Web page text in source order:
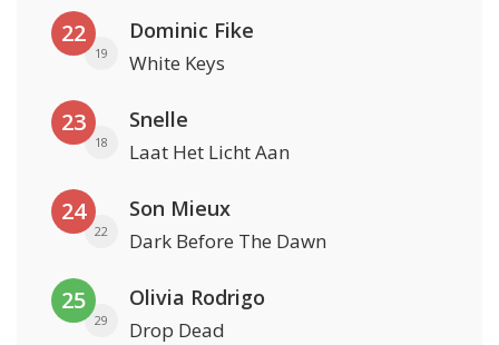
22
19
Dominic Fike
White Keys
23
18
Snelle
Laat Het Licht Aan
24
22
Son Mieux
Dark Before The Dawn
25
29
Olivia Rodrigo
Drop Dead